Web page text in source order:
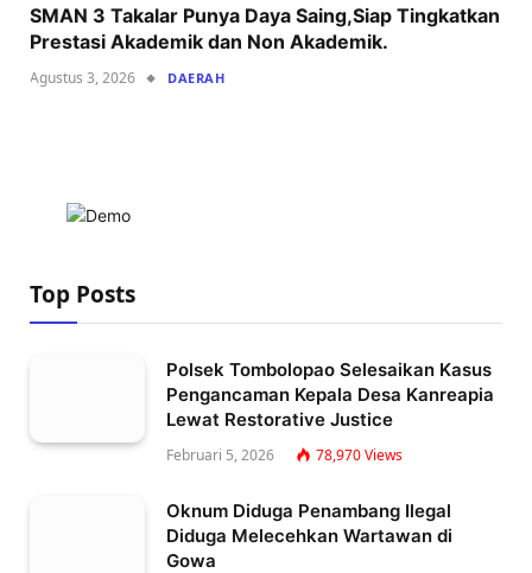
SMAN 3 Takalar Punya Daya Saing,Siap Tingkatkan
Prestasi Akademik dan Non Akademik.
Agustus 3, 2026 DAERAH
Top Posts
Polsek Tombolopao Selesaikan Kasus
Pengancaman Kepala Desa Kanreapia
Lewat Restorative Justice
Februari 5, 2026 78,970Views
Oknum Diduga Penambang Ilegal
Diduga Melecehkan Wartawan di
Gowa